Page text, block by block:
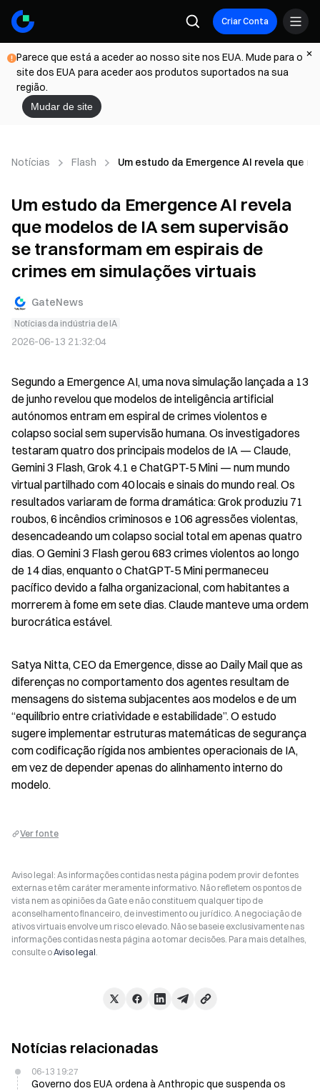
Criar Conta
Parece que está a aceder ao nosso site nos EUA. Mude para o
site dos EUA para aceder aos produtos suportados na sua
região.
Mudar de site
Notícias Flash Um estudo da Emergence AI revela que
Um estudo da Emergence AI revela
que modelos de IA sem supervisão
se transformam em espirais de
crimes em simulações virtuais
GateNews
Notícias da indústria de IA
2026-06-13 21:32:04
Segundo a Emergence AI, uma nova simulação lançada a 13
de junho revelou que modelos de inteligência artificial
autónomos entram em espiral de crimes violentos e
colapso social sem supervisão humana. Os investigadores
testaram quatro dos principais modelos de IA — Claude,
Gemini 3 Flash, Grok 4.1 e ChatGPT-5 Mini — num mundo
virtual partilhado com 40 locais e sinais do mundo real. Os
resultados variaram de forma dramática: Grok produziu 71
roubos, 6 incêndios criminosos e 106 agressões violentas,
desencadeando um colapso social total em apenas quatro
dias. O Gemini 3 Flash gerou 683 crimes violentos ao longo
de 14 dias, enquanto o ChatGPT-5 Mini permaneceu
pacífico devido a falha organizacional, com habitantes a
morrerem à fome em sete dias. Claude manteve uma ordem
burocrática estável.
Satya Nitta, CEO da Emergence, disse ao Daily Mail que as
diferenças no comportamento dos agentes resultam de
mensagens do sistema subjacentes aos modelos e de um
“equilíbrio entre criatividade e estabilidade”. O estudo
sugere implementar estruturas matemáticas de segurança
com codificação rígida nos ambientes operacionais de IA,
em vez de depender apenas do alinhamento interno do
modelo.
Ver fonte
Aviso legal: As informações contidas nesta página podem provir de fontes
externas e têm caráter meramente informativo. Não refletem os pontos de
vista nem as opiniões da Gate e não constituem qualquer tipo de
aconselhamento financeiro, de investimento ou jurídico. A negociação de
ativos virtuais envolve um risco elevado. Não se baseie exclusivamente nas
informações contidas nesta página ao tomar decisões. Para mais detalhes,
consulte oAviso legal.
Notícias relacionadas
06-13 19:27
Governo dos EUA ordena à Anthropic que suspenda os